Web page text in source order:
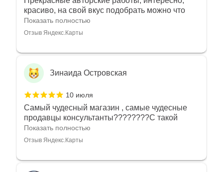
красиво, на свой вкус подобрать можно что
угодно
Показать полностью
Отзыв Яндекс.Карты
Зинаида Островская
10 июля
Самый чудесный магазин , самые чудесные
продавцы консультанты????????С такой
любовью рекомендовали и советовали нам
украшения????????Спасибо большое за
Показать полностью
Отзыв Яндекс.Карты